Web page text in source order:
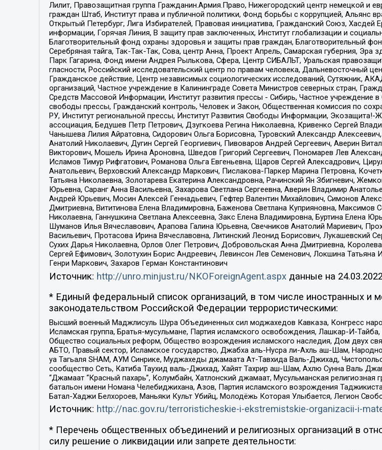
Лилит, Правозащитная группа Гражданин.Армия.Право, Нижегородский центр немецкой и
граждан Штаб, Институт права и публичной политики, Фонд борьбы с коррупцией,
Открытый Петербург, Лига Избирателей, Правовая инициатива, Гражданский Союз,
информации, Горячая Линия, В защиту прав заключенных, Институт глобализации и
Благотворительный фонд охраны здоровья и защиты прав граждан, Благотворительный
Серебряная тайга, Так-Так-Так, Сова, центр Анна, Проект Апрель, Самарская губерния,
Парк Гагарина, Фонд имени Андрея Рылькова, Сфера, Центр СИБАЛЬТ, Уральская
гласности, Российский исследовательский центр по правам человека, Дальневосточный
Гражданское действие, Центр независимых социологических исследований, Сутяжник,
организаций, Частное учреждение в Калининграде Совета Министров северных стран,
Средств Массовой Информации, Институт развития прессы - Сибирь, Частное учреждение
свободы прессы, Гражданский контроль, Человек и Закон, Общественная комиссия по
РУ, Институт региональной прессы, Институт Развития Свободы Информации, Экозащита!-
ассоциация, Бедушев Петр Петрович, Дзугкоева Регина Николаевна, Кривенко Сергей
Чанышева Лилия Айратовна, Сидорович Ольга Борисовна, Туровский Александр
Анатолий Николаевич, Дугин Сергей Георгиевич, Пивоваров Андрей Сергеевич, Аверин
Викторович, Мошель Ирина Ароновна, Шведов Григорий Сергеевич, Пономарев Лев
Исламов Тимур Рифгатович, Романова Ольга Евгеньевна, Щаров Сергей Алексадрович,
Анатольевич, Верховский Александр Маркович, Пислакова-Паркер Марина Петровна,
Татьяна Николаевна, Золотарева Екатерина Александровна, Рачинский Ян Збигневич,
Юрьевна, Саранг Анна Васильевна, Захарова Светлана Сергеевна, Аверин Владимир
Андрей Юрьевич, Мосин Алексей Геннадьевич, Гефтер Валентин Михайлович, Симонов
Дмитриевна, Вититинова Елена Владимировна, Баженова Светлана Куприяновна, Максимов
Николаевна, Ганнушкина Светлана Алексеевна, Закс Елена Владимировна, Буртина Елена
Шуманов Илья Вячеславович, Арапова Галина Юрьевна, Свечников Анатолий Мариевич,
Васильевич, Протасова Ирина Вячеславовна, Литинский Леонид Борисович, Лукашевский
Сухих Дарья Николаевна, Орлов Олег Петрович, Добровольская Анна Дмитриевна,
Сергей Ефимович, Золотухин Борис Андреевич, Левинсон Лев Семенович, Локшина
Генри Маркович, Захаров Герман Константинович
Источник: http://unro.minjust.ru/NKOForeignAgent.aspxданные на
* Единый федеральный список организаций, в том числе иностранных и
законодательством Российской Федерации террористическими:
Высший военный Маджлисуль Шура Объединенных сил моджахедов Кавказа, Конгресс
Исламская группа, Братья-мусульмане, Партия исламского освобождения, Лашкар-И-
Общество социальных реформ, Общество возрождения исламского наследия, Дом двух
АБТО, Правый сектор, Исламское государство, Джабха аль-Нусра ли-Ахль аш-Шам,
уа Тагьаля SHAM, АУМ Синрике, Муджахеды джамаата Ат-Тавхида Валь-Джихад,
сообщество Сеть, Катиба Таухид валь-Джихад, Хайят Тахрир аш-Шам, Ахлю Сунна Валь
“Джамаат “Красный пахарь”, Колумбайн, Хатлонский джамаат, Мусульманская религиозная
батальон имени Номана Челебиджихана, Азов, Партия исламского возрождения
Батал-Хаджи Белхороев, Маньяки Культ Убийц, Молодёжь Которая Улыбается, Легион
Источник: http://nac.gov.ru/terroristicheskie-i-ekstremistskie-organizacii-i-
* Перечень общественных объединений и религиозных организаций в
силу решение о ликвидации или запрете деятельности: